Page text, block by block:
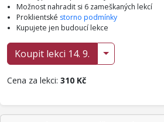
Možnost nahradit si 6 zameškaných lekcí
Proklientské storno podmínky
Kupujete jen budoucí lekce
Koupit lekci 14. 9.
Cena za lekci: 310 Kč